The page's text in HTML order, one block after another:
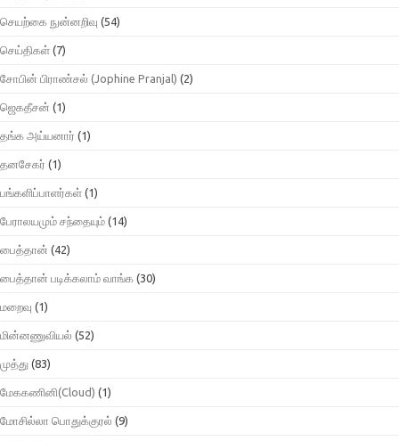
செயற்கை நுன்னறிவு (54)
செய்திகள் (7)
சோபின் பிராண்சல் (Jophine Pranjal) (2)
ஜெகதீசன் (1)
தங்க அய்யனார் (1)
தனசேகர் (1)
பங்களிப்பாளர்கள் (1)
பேராலயமும் சந்தையும் (14)
பைத்தான் (42)
பைத்தான் படிக்கலாம் வாங்க (30)
மறைவு (1)
மின்னணுவியல் (52)
முத்து (83)
மேககணினி(Cloud) (1)
மோசில்லா பொதுக்குரல் (9)